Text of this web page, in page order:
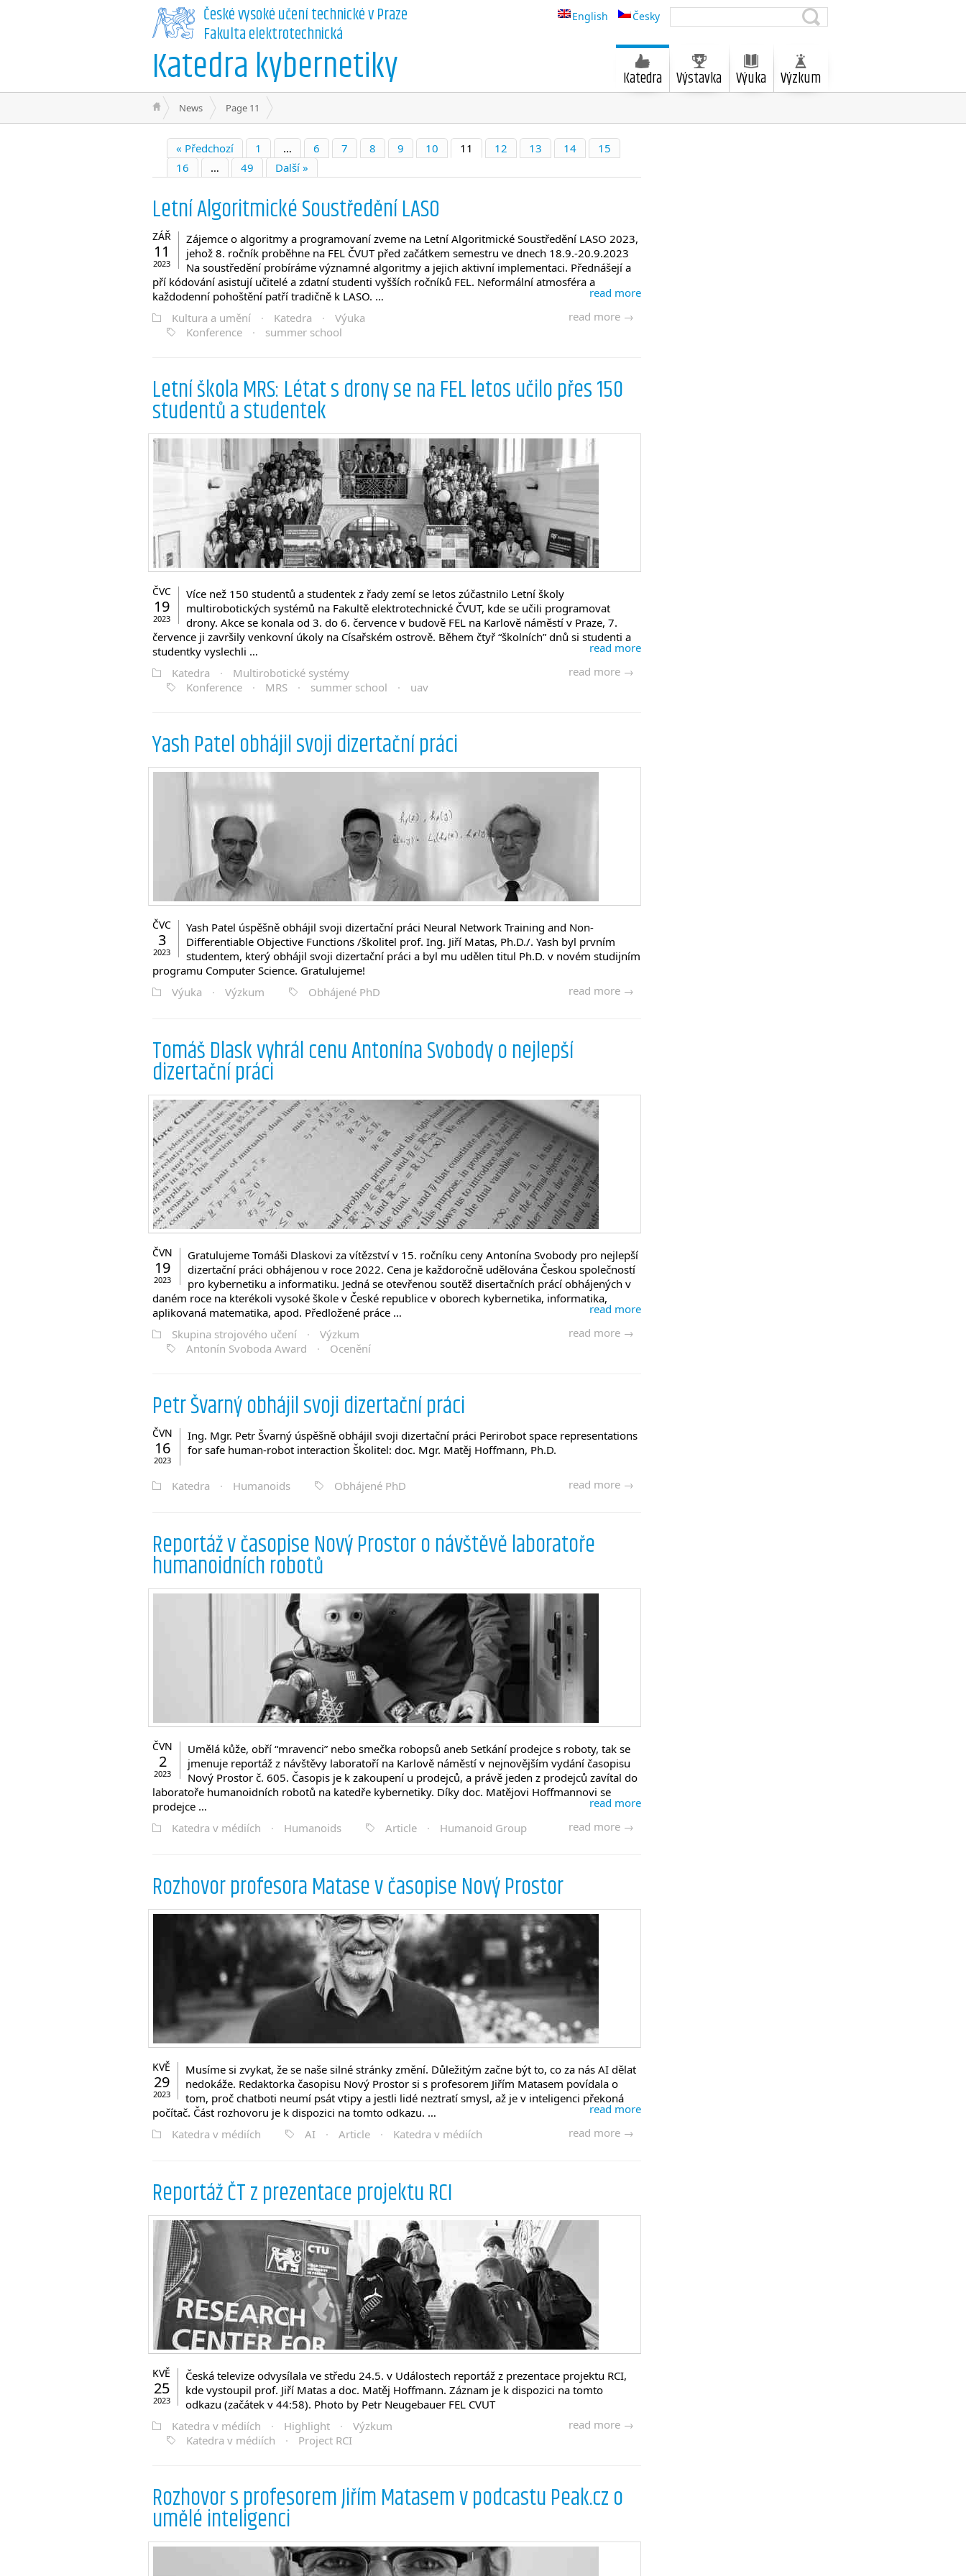
English Česky
České vysoké učení technické v Praze
Fakulta elektrotechnická
Katedra kybernetiky Katedra Výstavka Výuka Výzkum
News Page 11
« Předchozí 1 … 6 7 8 9 10 11 12 13 14
15
16
… 49 Další »
Letní Algoritmické Soustředění LASO
ZÁŘ
11
2023
Zájemce o algoritmy a programovaní zveme na Letní Algoritmické Soustředění LASO 2023,
jehož 8. ročník proběhne na FEL ČVUT před začátkem semestru ve dnech 18.9.-20.9.2023
Na soustředění probíráme významné algoritmy a jejich aktivní implementaci. Přednášejí a
pří kódování asistují učitelé a zdatní studenti vyšších ročníků FEL. Neformální atmosféra a
každodenní pohoštění patří tradičně k LASO. …
read more
read more →
Kultura a umění · Katedra ·
Výuka
Konference
· summer school
Letní škola MRS: Létat s drony se na FEL letos učilo přes 150
studentů a studentek
ČVC
19
2023
Více než 150 studentů a studentek z řady zemí se letos zúčastnilo Letní školy
multirobotických systémů na Fakultě elektrotechnické ČVUT, kde se učili programovat
drony. Akce se konala od 3. do 6. července v budově FEL na Karlově náměstí v Praze, 7.
července ji završily venkovní úkoly na Císařském ostrově. Během čtyř “školních” dnů si studenti a
studentky vyslechli …
read more
read more →
Katedra ·
Multirobotické systémy
Konference
· MRS · summer school · uav
Yash Patel obhájil svoji dizertační práci
ČVC
3
2023
Yash Patel úspěšně obhájil svoji dizertační práci Neural Network Training and Non-
Differentiable Objective Functions /školitel prof. Ing. Jiří Matas, Ph.D./. Yash byl prvním
studentem, který obhájil svoji dizertační práci a byl mu udělen titul Ph.D. v novém studijním
programu Computer Science. Gratulujeme!
read more →
Výuka · Výzkum Obhájené PhD
Tomáš Dlask vyhrál cenu Antonína Svobody o nejlepší
dizertační práci
ČVN
19
2023
Gratulujeme Tomáši Dlaskovi za vítězství v 15. ročníku ceny Antonína Svobody pro nejlepší
dizertační práci obhájenou v roce 2022. Cena je každoročně udělována Českou společností
pro kybernetiku a informatiku. Jedná se otevřenou soutěž disertačních prácí obhájených v
daném roce na kterékoli vysoké škole v České republice v oborech kybernetika, informatika,
aplikovaná matematika, apod. Předložené práce …
read more
read more →
Skupina strojového učení ·
Výzkum
Antonín Svoboda Award
· Ocenění
Petr Švarný obhájil svoji dizertační práci
ČVN
16
2023
Ing. Mgr. Petr Švarný úspěšně obhájil svoji dizertační práci Perirobot space representations
for safe human-robot interaction Školitel: doc. Mgr. Matěj Hoffmann, Ph.D.
read more →
Katedra · Humanoids Obhájené PhD
Reportáž v časopise Nový Prostor o návštěvě laboratoře
humanoidních robotů
ČVN
2
2023
Umělá kůže, obří “mravenci” nebo smečka robopsů aneb Setkání prodejce s roboty, tak se
jmenuje reportáž z návštěvy laboratoří na Karlově náměstí v nejnovějším vydání časopisu
Nový Prostor č. 605. Časopis je k zakoupení u prodejců, a právě jeden z prodejců zavítal do
laboratoře humanoidních robotů na katedře kybernetiky. Díky doc. Matějovi Hoffmannovi se
prodejce …
read more
read more →
Katedra v médiích · Humanoids Article · Humanoid Group
Rozhovor profesora Matase v časopise Nový Prostor
KVĚ
29
2023
Musíme si zvykat, že se naše silné stránky změní. Důležitým začne být to, co za nás AI dělat
nedokáže. Redaktorka časopisu Nový Prostor si s profesorem Jiřím Matasem povídala o
tom, proč chatboti neumí psát vtipy a jestli lidé neztratí smysl, až je v inteligenci překoná
počítač. Část rozhovoru je k dispozici na tomto odkazu. …
read more
read more →
Katedra v médiích AI · Article · Katedra v médiích
Reportáž ČT z prezentace projektu RCI
KVĚ
25
2023
Česká televize odvysílala ve středu 24.5. v Událostech reportáž z prezentace projektu RCI,
kde vystoupil prof. Jiří Matas a doc. Matěj Hoffmann. Záznam je k dispozici na tomto
odkazu (začátek v 44:58). Photo by Petr Neugebauer FEL CVUT
read more →
Katedra v médiích · Highlight ·
Výzkum
Katedra v médiích
· Project RCI
Rozhovor s profesorem Jiřím Matasem v podcastu Peak.cz o
umělé inteligenci